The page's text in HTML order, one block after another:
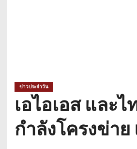
ข่าวประจำวัน
เอไอเอส และ
กำลังโครงข่า